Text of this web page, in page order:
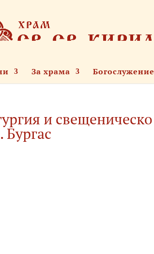
За храма Богослужение
и свещеническо